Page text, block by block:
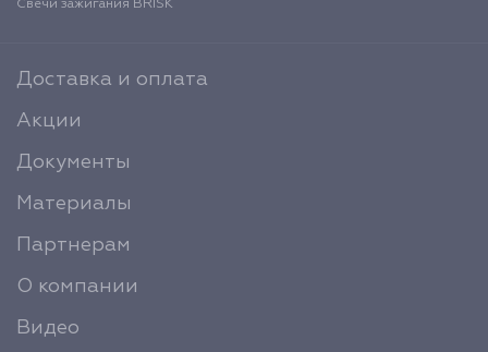
Свечи зажигания BRISK
Доставка и оплата
Акции
Документы
Материалы
Партнерам
О компании
Видео